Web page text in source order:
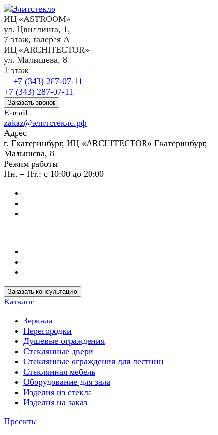
ИЦ «ASTROOM»
ул. Цвиллинга, 1,
7 этаж, галерея А
ИЦ «ARCHITECTOR»
ул. Малышева, 8
1 этаж
+7 (343) 287-07-11
+7 (343) 287-07-11
Заказать звонок
E-mail
zakaz@элитстекло.рф
Адрес
г. Екатеринбург, ИЦ «ARCHITECTOR» Екатеринбург,
Малышева, 8
Режим работы
Пн. – Пт.: с 10:00 до 20:00
Заказать консультацию
Каталог
Зеркала
Перегородки
Душевые ограждения
Стеклянные двери
Стеклянные ограждения для лестниц
Стеклянная мебель
Оборудование для зала
Изделия из стекла
Изделия на заказ
Проекты